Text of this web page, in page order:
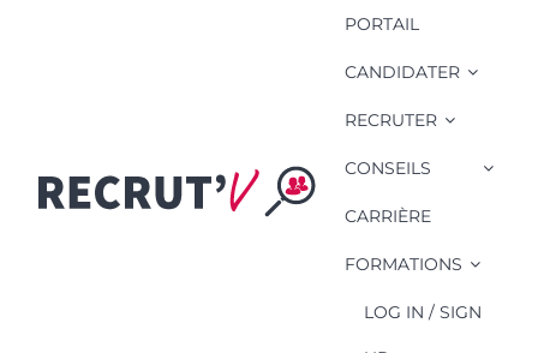
PORTAIL
CANDIDATER
RECRUTER
CONSEILS
CARRIÈRE
FORMATIONS
LOG IN / SIGN